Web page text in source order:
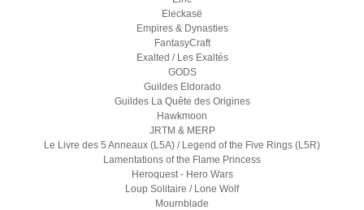
Eleckasë
Empires & Dynasties
FantasyCraft
Exalted / Les Exaltés
GODS
Guildes Eldorado
Guildes La Quête des Origines
Hawkmoon
JRTM & MERP
Le Livre des 5 Anneaux (L5A) / Legend of the Five Rings (L5R)
Lamentations of the Flame Princess
Heroquest - Hero Wars
Loup Solitaire / Lone Wolf
Mournblade